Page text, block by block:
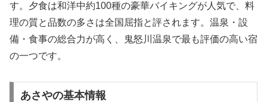
す。夕食は和洋中約100種の豪華バイキングが人気で、料
理の質と品数の多さは全国屈指と評されます。温泉・設
備・食事の総合力が高く、鬼怒川温泉で最も評価の高い宿
の一つです。
あさやの基本情報